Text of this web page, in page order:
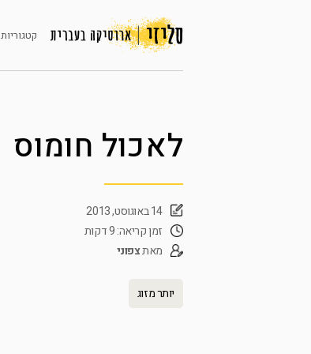
קטגוריות
לאכול חומוס
14 באוגוסט, 2013
זמן קריאה: 9 דקות
מאתצפוני
יותר מזוג